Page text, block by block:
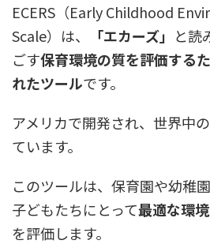
ECERS（Early Childhood
Scale）は、
「エカーズ」 と読
ごす保育環境の質を評価する
れたツールです。
アメリカで開発され、世界中
ています。
このツールは、保育園や幼稚
子どもたちにとって最適な環
を評価します。